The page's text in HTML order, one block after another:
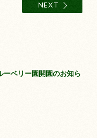
NEXT
ベリー園開園のお知ら